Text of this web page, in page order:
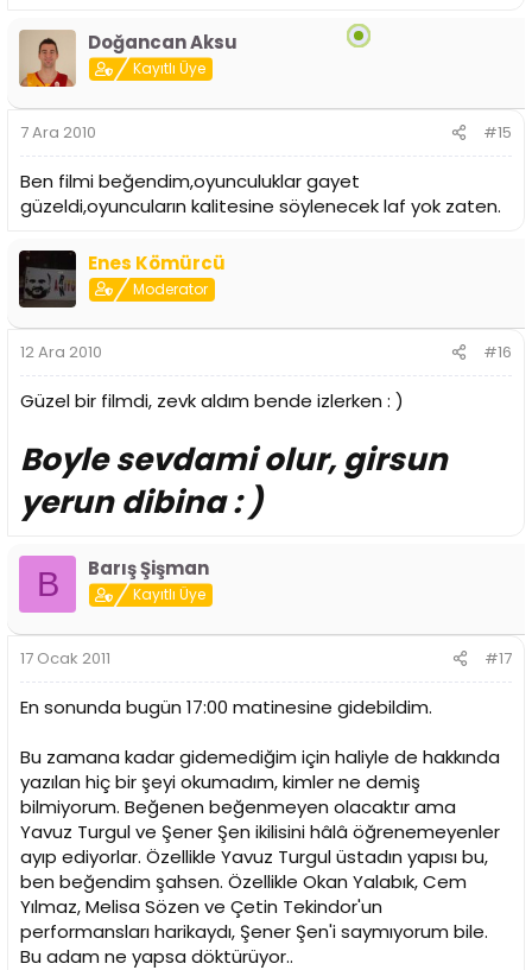
Doğancan Aksu
Kayıtlı Üye
7 Ara 2010 #15
Ben filmi beğendim,oyunculuklar gayet
güzeldi,oyuncuların kalitesine söylenecek laf yok zaten.
Enes Kömürcü
Moderator
12 Ara 2010 #16
Güzel bir filmdi, zevk aldım bende izlerken : )
Boyle sevdami olur, girsun
yerun dibina : )
B Barış Şişman
Kayıtlı Üye
17 Ocak 2011 #17
En sonunda bugün 17:00 matinesine gidebildim.
Bu zamana kadar gidemediğim için haliyle de hakkında
yazılan hiç bir şeyi okumadım, kimler ne demiş
bilmiyorum. Beğenen beğenmeyen olacaktır ama
Yavuz Turgul ve Şener Şen ikilisini hâlâ öğrenemeyenler
ayıp ediyorlar. Özellikle Yavuz Turgul üstadın yapısı bu,
ben beğendim şahsen. Özellikle Okan Yalabık, Cem
Yılmaz, Melisa Sözen ve Çetin Tekindor'un
performansları harikaydı, Şener Şen'i saymıyorum bile.
Bu adam ne yapsa döktürüyor..